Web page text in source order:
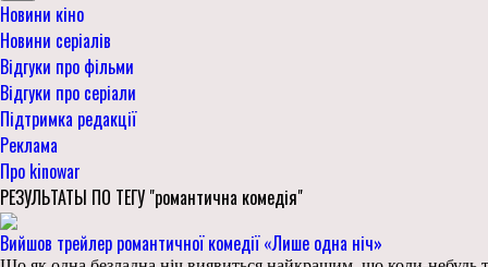
Новини кіно
Новини серіалів
Відгуки про фільми
Відгуки про серіали
Підтримка редакції
Реклама
Про kinowar
РЕЗУЛЬТАТЫ ПО ТЕГУ "романтична комедія"
Вийшов трейлер романтичної комедії «Лише одна ніч»